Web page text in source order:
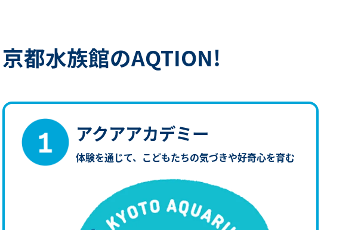
京都水族館のAQTION!
アクアアカデミー
体験を通じて、 こどもたちの気づきや好奇心を育む